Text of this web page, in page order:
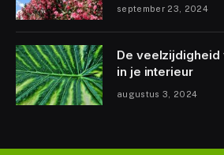
september 23, 2024
De veelzijdigheid
in je interieur
augustus 3, 2024